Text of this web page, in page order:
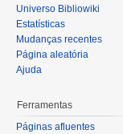
Universo Bibliowiki
Estatísticas
Mudanças recentes
Página aleatória
Ajuda
Ferramentas
Páginas afluentes